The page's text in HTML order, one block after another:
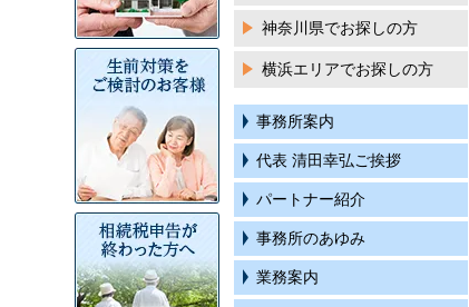
神奈川県でお探しの方
横浜エリアでお探しの方
事務所案内
代表 清田幸弘ご挨拶
パートナー紹介
事務所のあゆみ
業務案内